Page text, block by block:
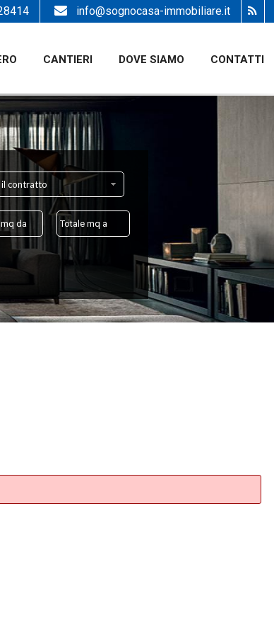
CANTIERI DOVE SIAMO CONTATTI
info@sognocasa-immobiliare.it
il contratto